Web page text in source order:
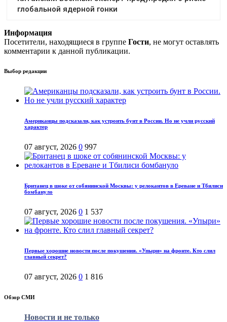
Информация
Посетители, находящиеся в группе Гости, не могут оставлять
комментарии к данной публикации.
Выбор редакции
Американцы подсказали, как устроить бунт в России. Но не учли русский
характер
07 август, 2026 0 997
Британец в шоке от собянинской Москвы: у релокантов в Ереване и Тбилиси
бомбануло
07 август, 2026 0 1 537
Первые хорошие новости после покушения. «Упыри» на фронте. Кто слил
главный секрет?
07 август, 2026 0 1 816
Обзор СМИ
Новости и не только